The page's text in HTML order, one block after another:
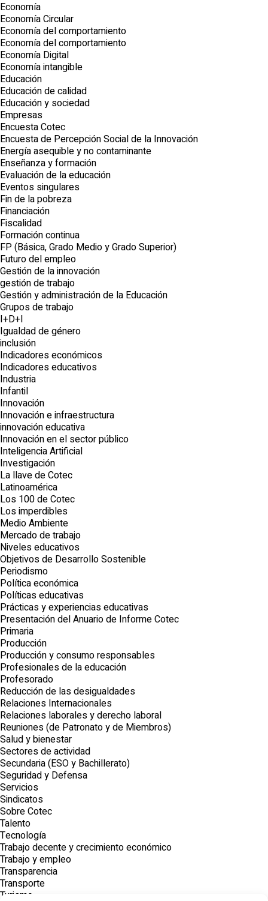
Economía
Economía Circular
Economía del comportamiento
Economía del comportamiento
Economía Digital
Economía intangible
Educación
Educación de calidad
Educación y sociedad
Empresas
Encuesta Cotec
Encuesta de Percepción Social de la Innovación
Energía asequible y no contaminante
Enseñanza y formación
Evaluación de la educación
Eventos singulares
Fin de la pobreza
Financiación
Fiscalidad
Formación continua
FP (Básica, Grado Medio y Grado Superior)
Futuro del empleo
Gestión de la innovación
gestión de trabajo
Gestión y administración de la Educación
Grupos de trabajo
I+D+I
Igualdad de género
inclusión
Indicadores económicos
Indicadores educativos
Industria
Infantil
Innovación
Innovación e infraestructura
innovación educativa
Innovación en el sector público
Inteligencia Artificial
Investigación
La llave de Cotec
Latinoamérica
Los 100 de Cotec
Los imperdibles
Medio Ambiente
Mercado de trabajo
Niveles educativos
Objetivos de Desarrollo Sostenible
Periodismo
Política económica
Políticas educativas
Prácticas y experiencias educativas
Presentación del Anuario de Informe Cotec
Primaria
Producción
Producción y consumo responsables
Profesionales de la educación
Profesorado
Reducción de las desigualdades
Relaciones Internacionales
Relaciones laborales y derecho laboral
Reuniones (de Patronato y de Miembros)
Salud y bienestar
Sectores de actividad
Secundaria (ESO y Bachillerato)
Seguridad y Defensa
Servicios
Sindicatos
Sobre Cotec
Talento
Tecnología
Trabajo decente y crecimiento económico
Trabajo y empleo
Transparencia
Transporte
Turismo